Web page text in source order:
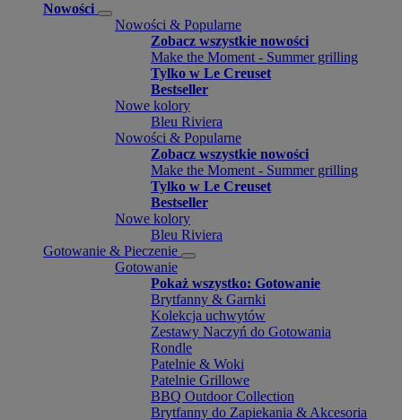
Nowości
Nowości & Popularne
Zobacz wszystkie nowości
Make the Moment - Summer grilling
Tylko w Le Creuset
Bestseller
Nowe kolory
Bleu Riviera
Nowości & Popularne
Zobacz wszystkie nowości
Make the Moment - Summer grilling
Tylko w Le Creuset
Bestseller
Nowe kolory
Bleu Riviera
Gotowanie & Pieczenie
Gotowanie
Pokaż wszystko: Gotowanie
Brytfanny & Garnki
Kolekcja uchwytów
Zestawy Naczyń do Gotowania
Rondle
Patelnie & Woki
Patelnie Grillowe
BBQ Outdoor Collection
Brytfanny do Zapiekania & Akcesoria